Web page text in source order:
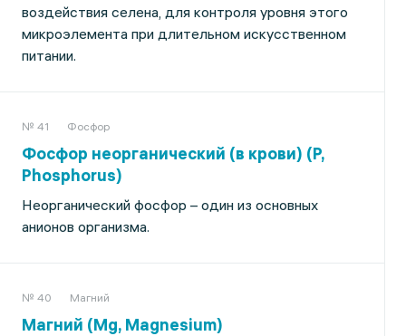
воздействия селена, для контроля уровня этого
микроэлемента при длительном искусственном
питании.
№ 41 Фосфор
Фосфор неорганический (в крови) (P,
Phosphorus)
Неорганический фосфор – один из основных
анионов организма.
№ 40 Магний
Магний (Мg, Magnesium)